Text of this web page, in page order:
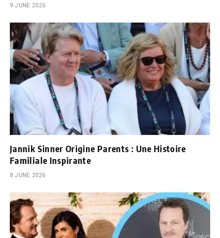
9 JUNE 2026
Jannik Sinner Origine Parents : Une Histoire
Familiale Inspirante
8 JUNE 2026